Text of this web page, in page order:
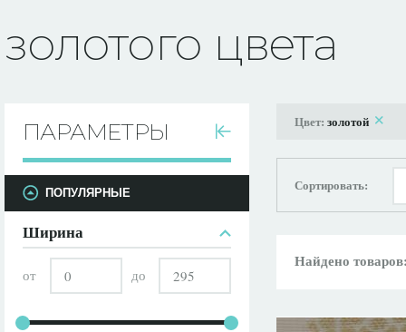
золотого цвета
ПАРАМЕТРЫ
ПАРАМЕТРЫ
ПОПУЛЯРНЫЕ
Ширина
от до
Цвет: золотой
Сортировать:
Найдено